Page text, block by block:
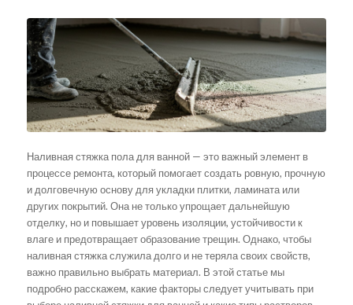
Наливная стяжка пола для ванной — это важный элемент в
процессе ремонта, который помогает создать ровную, прочную
и долговечную основу для укладки плитки, ламината или
других покрытий. Она не только упрощает дальнейшую
отделку, но и повышает уровень изоляции, устойчивости к
влаге и предотвращает образование трещин. Однако, чтобы
наливная стяжка служила долго и не теряла своих свойств,
важно правильно выбрать материал. В этой статье мы
подробно расскажем, какие факторы следует учитывать при